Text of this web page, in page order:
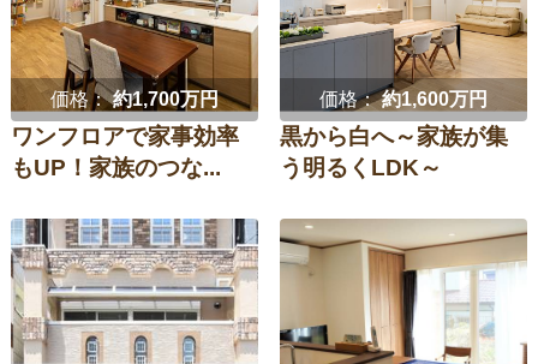
価格：約1,700万円
ワンフロアで家事効率
もUP！家族のつな...
価格：約1,600万円
黒から白へ～家族が集
う明るくLDK～